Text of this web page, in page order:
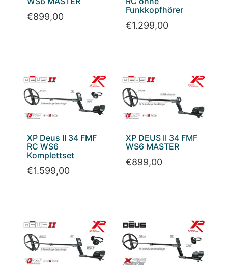
€899,00
Funkkopfhörer
€1.299,00
XP Deus II 34 FMF
RC WS6
Komplettset
€1.599,00
XP DEUS II 34 FMF
WS6 MASTER
€899,00